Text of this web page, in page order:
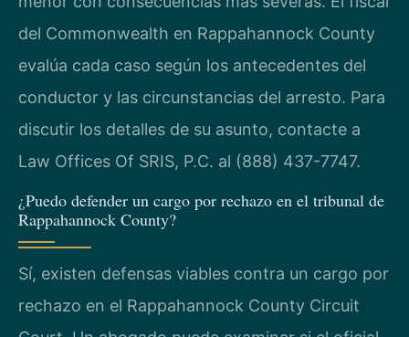
del Commonwealth en Rappahannock County
evalúa cada caso según los antecedentes del
conductor y las circunstancias del arresto. Para
discutir los detalles de su asunto, contacte a
Law Offices Of SRIS, P.C. al (888) 437-7747.
¿Puedo defender un cargo por rechazo en el tribunal de
Rappahannock County?
Sí, existen defensas viables contra un cargo por
rechazo en el Rappahannock County Circuit